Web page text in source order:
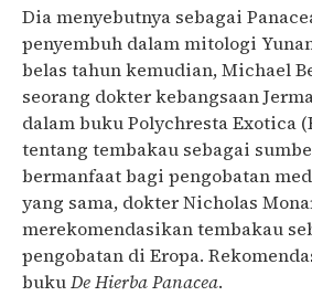
Dia menyebutnya sebagai
penyembuh dalam mitologi
belas tahun kemudian, Michael
seorang dokter kebangsaan
dalam buku Polychresta Exotica
tentang tembakau sebagai
bermanfaat bagi pengobatan
yang sama, dokter Nicholas
merekomendasikan tembakau
pengobatan di Eropa.
bukuDe Hierba Panacea.